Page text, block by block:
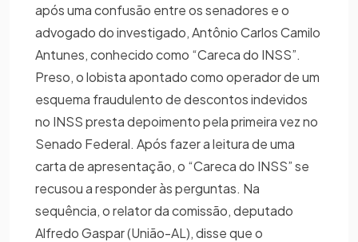
após uma confusão entre os senadores e o
advogado do investigado, Antônio Carlos Camilo
Antunes, conhecido como “Careca do INSS”.
Preso, o lobista apontado como operador de um
esquema fraudulento de descontos indevidos
no INSS presta depoimento pela primeira vez no
Senado Federal. Após fazer a leitura de uma
carta de apresentação, o “Careca do INSS” se
recusou a responder às perguntas. Na
sequência, o relator da comissão, deputado
Alfredo Gaspar (União-AL), disse que o